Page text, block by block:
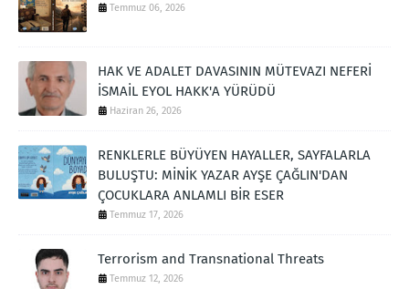
Temmuz 06, 2026
HAK VE ADALET DAVASININ MÜTEVAZI NEFERİ
İSMAİL EYOL HAKK'A YÜRÜDÜ
Haziran 26, 2026
RENKLERLE BÜYÜYEN HAYALLER, SAYFALARLA
BULUŞTU: MİNİK YAZAR AYŞE ÇAĞLIN'DAN
ÇOCUKLARA ANLAMLI BİR ESER
Temmuz 17, 2026
Terrorism and Transnational Threats
Temmuz 12, 2026